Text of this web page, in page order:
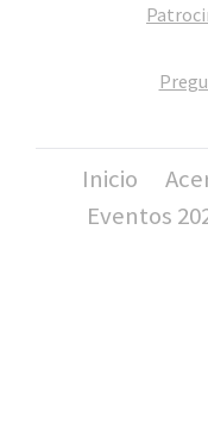
Inicio
Eventos